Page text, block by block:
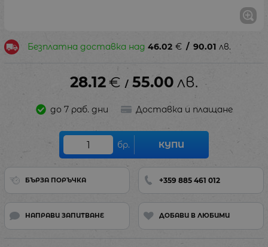
Безплатна доставка над 46.02 € / 90.01 лв.
28.12€ / 55.00 лв.
до 7 раб. дни Доставка и плащане
бр. КУПИ
БЪРЗА ПОРЪЧКА +359 885 461 012
НАПРАВИ ЗАПИТВАНЕ ДОБАВИ В ЛЮБИМИ